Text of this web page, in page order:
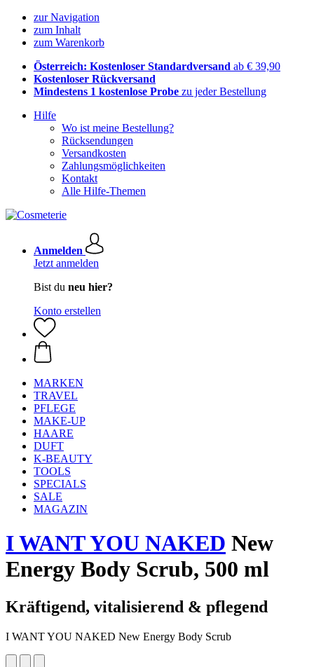
zur Navigation
zum Inhalt
zum Warenkorb
Österreich: Kostenloser Standardversand ab € 39,90
Kostenloser Rückversand
Mindestens 1 kostenlose Probe zu jeder Bestellung
Hilfe
Wo ist meine Bestellung?
Rücksendungen
Versandkosten
Zahlungsmöglichkeiten
Kontakt
Alle Hilfe-Themen
Anmelden
Jetzt anmelden
Bist du neu hier?
Konto erstellen
MARKEN
TRAVEL
PFLEGE
MAKE-UP
HAARE
DUFT
K-BEAUTY
TOOLS
SPECIALS
SALE
MAGAZIN
I WANT YOU NAKED New
Energy Body Scrub, 500 ml
Kräftigend, vitalisierend & pflegend
I WANT YOU NAKED New Energy Body Scrub